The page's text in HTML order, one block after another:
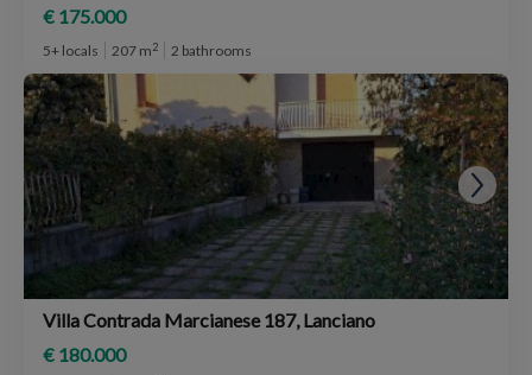
€ 175.000
5+ locals 207 m2 2 bathrooms
Villa Contrada Marcianese 187, Lanciano
€ 180.000